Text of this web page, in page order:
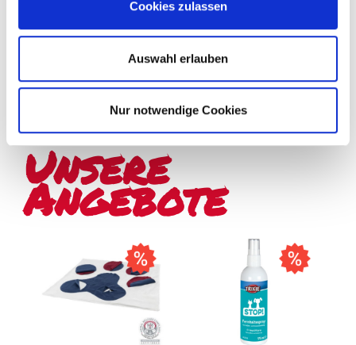
Cookies zulassen
Auswahl erlauben
Nur notwendige Cookies
Freundes. Die sorgfältige Herstellung unserer reinen
Qualität.
Unsere
Angebote